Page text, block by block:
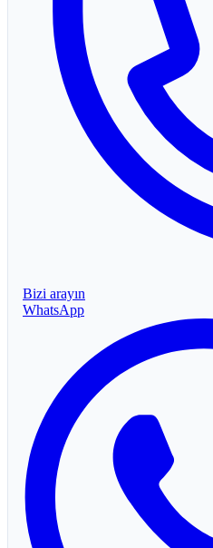
Bizi arayın
WhatsApp